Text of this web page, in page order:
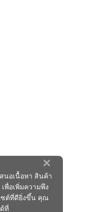
×
นอเนื้อหา สินค้า
พื่อเพิ่มความพึง
ซต์ที่ดียิ่งขึ้น คุณ
ที่